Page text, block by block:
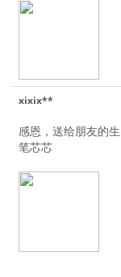
xixix**
感恩，送给朋友的
笔芯芯